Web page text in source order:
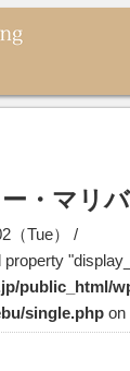
カノン・セブ
・マリ
（Tue） /
property
public_html/
single.php on